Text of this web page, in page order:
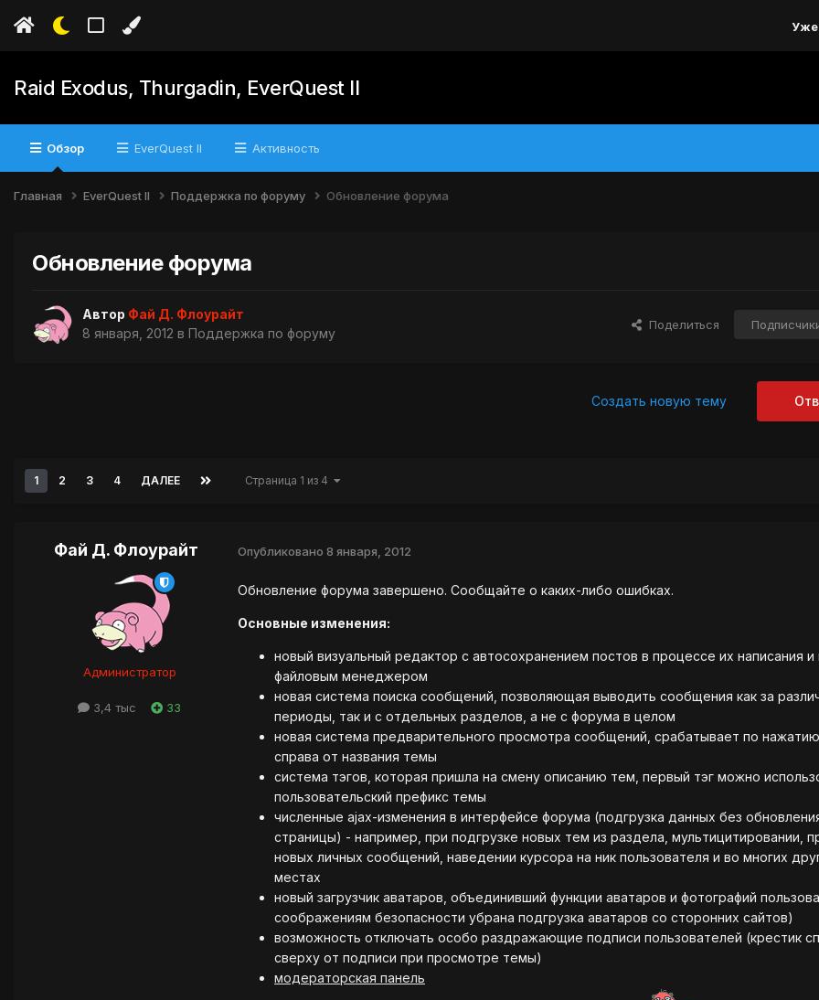
Уже
Raid Exodus, Thurgadin, EverQuest II
Обзор EverQuest II Активность
Главная EverQuest II Поддержка по форуму Обновление форума
Обновление форума
Автор Фай Д. Флоурайт
8 января, 2012 в Поддержка по форуму
Поделиться
Создать новую тему
1 2 3 4 ДАЛЕЕ Страница 1 из 4
Фай Д. Флоурайт
Администратор
3,4 тыс 33
Опубликовано 8 января, 2012
Обновление форума завершено. Сообщайте о каких-либо ошибках.
Основные изменения:
новый визуальный редактор с автосохранением постов в процессе их написания
файловым менеджером
новая система поиска сообщений, позволяющая выводить сообщения как за
периоды, так и с отдельных разделов, а не с форума в целом
новая система предварительного просмотра сообщений, срабатывает по нажатию
справа от названия темы
система тэгов, которая пришла на смену описанию тем, первый тэг можно
пользовательский префикс темы
численные ajax-изменения в интерфейсе форума (подгрузка данных без
страницы) - например, при подгрузке новых тем из раздела, мультицитировании,
новых личных сообщений, наведении курсора на ник пользователя и во многих
местах
новый загрузчик аватаров, объединивший функции аватаров и фотографий
соображениям безопасности убрана подгрузка аватаров со сторонних сайтов)
возможность отключать особо раздражающие подписи пользователей (крестик
сверху от подписи при просмотре темы)
модераторская панель